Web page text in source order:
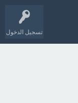
تسجيل الدخول